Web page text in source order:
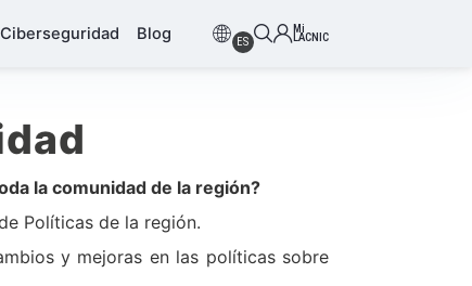
Ciberseguridad Blog ES
Mi
LACNIC
la comunidad de la región?
Políticas de la región.
y mejoras en las políticas sobre